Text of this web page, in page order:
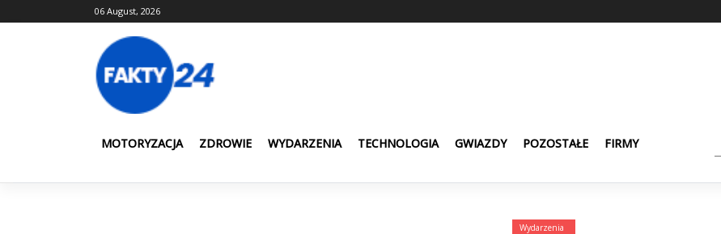
to
06 August, 2026
MOTORYZACJA ZDROWIE WYDARZENIA TECHNOLOGIA GWIAZDY POZOSTAŁE FIRMY
Wydarzenia